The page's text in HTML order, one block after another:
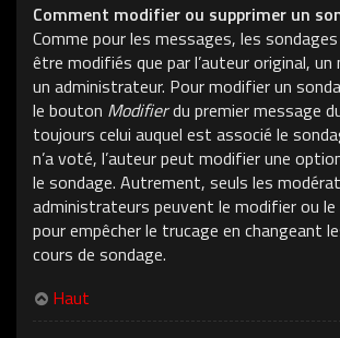
Comment modifier ou supprimer un
Comme pour les messages, les
être modifiés que par l’auteur original,
un administrateur. Pour modifier un
le bouton Modifierdu premier message
toujours celui auquel est associé le
n’a voté, l’auteur peut modifier une
le sondage. Autrement, seuls les
administrateurs peuvent le modifier ou le
pour empêcher le trucage en changeant
cours de sondage.
Haut